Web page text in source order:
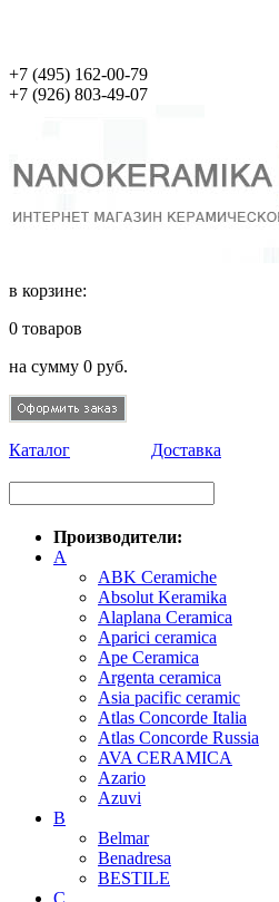
+7 (495) 162-00-79
+7 (926) 803-49-07
в корзине:
0 товаров
на сумму 0 руб.
Каталог Доставка
Производители:
A
ABK Ceramiche
Absolut Keramika
Alaplana Ceramica
Aparici ceramica
Ape Ceramica
Argenta ceramica
Asia pacific ceramic
Atlas Concorde Italia
Atlas Concorde Russia
AVA CERAMICA
Azario
Azuvi
B
Belmar
Benadresa
BESTILE
C